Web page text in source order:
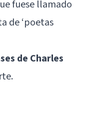
fuese llamado
de ‘poetas
de Charles